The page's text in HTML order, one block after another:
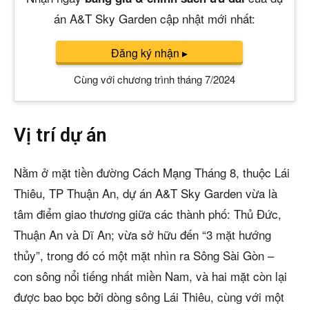
án A&T Sky Garden cập nhật mới nhất:
Đăng ký nhận ▸
Cùng với chương trình tháng 7/2024
Vị trí dự án
Nằm ở mặt tiền đường Cách Mạng Tháng 8, thuộc Lái
Thiêu, TP Thuận An, dự án A&T Sky Garden vừa là
tâm điểm giao thương giữa các thành phố: Thủ Đức,
Thuận An và Dĩ An; vừa sở hữu đến “3 mặt hướng
thủy”, trong đó có một mặt nhìn ra Sông Sài Gòn –
con sông nổi tiếng nhất miền Nam, và hai mặt còn lại
được bao bọc bởi dòng sông Lái Thiêu, cùng với một